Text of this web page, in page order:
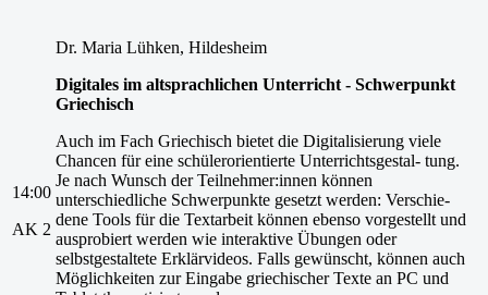
14:00
AK 2
Dr. Maria Lühken, Hildesheim
Digitales im altsprachlichen Unterricht - Schwerpunkt
Griechisch
Auch im Fach Griechisch bietet die Digitalisierung viele
Chancen für eine schülerorientierte Unterrichtsgestal- tung.
Je nach Wunsch der Teilnehmer:innen können
unterschiedliche Schwerpunkte gesetzt werden: Verschie-
dene Tools für die Textarbeit können ebenso vorgestellt und
ausprobiert werden wie interaktive Übungen oder
selbstgestaltete Erklärvideos. Falls gewünscht, können auch
Möglichkeiten zur Eingabe griechischer Texte an PC und